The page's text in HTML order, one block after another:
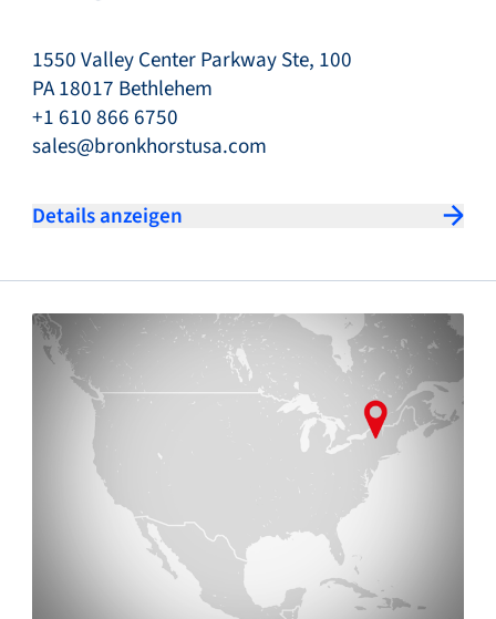
1550 Valley Center Parkway Ste, 100
PA 18017 Bethlehem
+1 610 866 6750
sales@bronkhorstusa.com
Details anzeigen